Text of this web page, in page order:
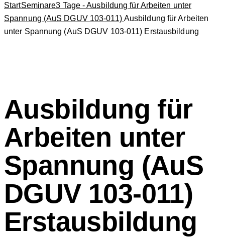
StartSeminare3 Tage - Ausbildung für Arbeiten unter
Spannung (AuS DGUV 103-011) Ausbildung für Arbeiten
unter Spannung (AuS DGUV 103-011) Erstausbildung
Ausbildung für
Arbeiten unter
Spannung (AuS
DGUV 103-011)
Erstausbildung